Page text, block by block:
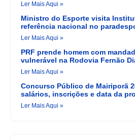
Ler Mais Aqui »
Ministro do Esporte visita
referência nacional no
Ler Mais Aqui »
PRF prende homem com
vulnerável na Rodovia Fernão
Ler Mais Aqui »
Concurso Público de Mairiporã
salários, inscrições e data da
Ler Mais Aqui »